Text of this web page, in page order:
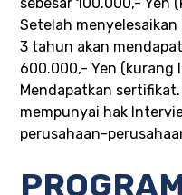
Setelah
3 tahun akan
600.000,- Yen (kurang
Mendapatkan
mempunyai hak
perusahaan-